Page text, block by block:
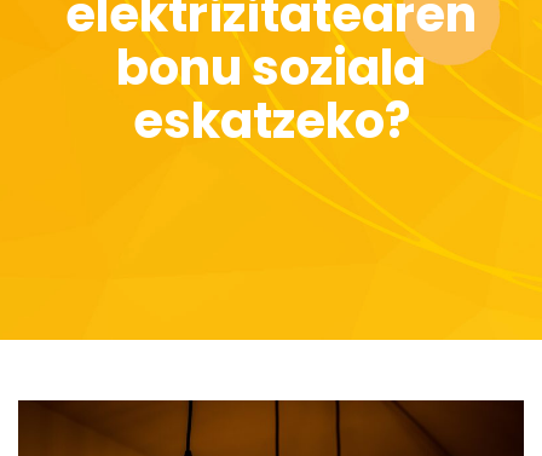
elektrizitatearen
bonu soziala
eskatzeko?